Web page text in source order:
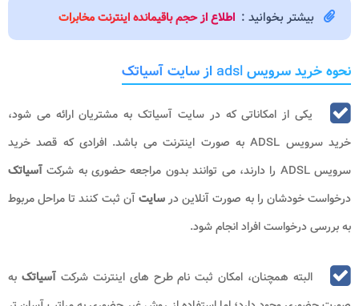
بیشتر بخوانید : اطلاع از حجم باقیمانده اینترنت مخابرات
نحوه خرید سرویس adsl از سایت آسیاتک
یکی از امکاناتی که در سایت آسیاتک به مشتریان ارائه می شود،
خرید سرویس ADSLبه صورت اینترنت می باشد. افرادی که قصد خرید
سرویسADSL را دارند، می توانند بدون مراجعه حضوری به شرکت آسیاتک
درخواست خودشان را به صورت آنلاین درسایتآن ثبت کنند تا مراحل مربوط
به بررسی درخواست افراد انجام شود.
البته همچنان، امکان ثبت نام طرح های اینترنت شرکتآسیاتک به